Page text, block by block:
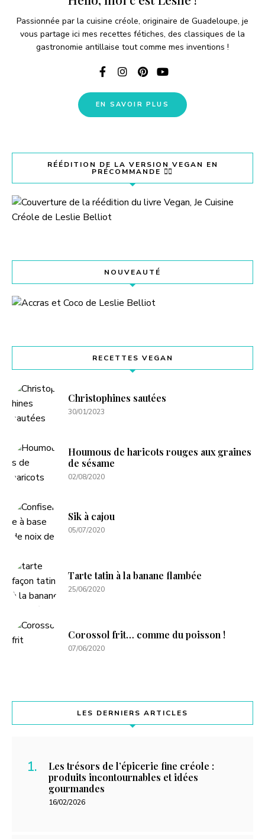
o
Passionnée par la cuisine créole, originaire de Guadeloupe, je
vous partage ici mes recettes fétiches, des classiques de la
gastronomie antillaise tout comme mes inventions !
EN SAVOIR PLUS
RÉÉDITION DE LA VERSION VEGAN EN
PRÉCOMMANDE 👇🏽
NOUVEAUTÉ
RECETTES VEGAN
Christophines sautées
30/01/2023
Houmous de haricots rouges aux graines
de sésame
02/08/2020
Sik à cajou
05/07/2020
Tarte tatin à la banane flambée
25/06/2020
Corossol frit… comme du poisson !
07/06/2020
LES DERNIERS ARTICLES
Les trésors de l’épicerie fine créole :
produits incontournables et idées
gourmandes
16/02/2026